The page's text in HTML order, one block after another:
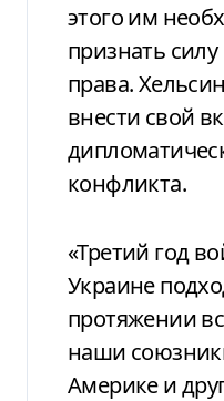
этого им
признать
права.
внести свой
конфликта.
«Третий год
Украине
протяжении
наши
Америке и